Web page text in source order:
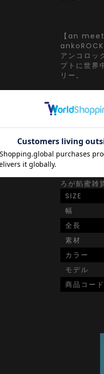
【an
アンコロッ
プトに世界
リー。
ヘンテコ
ダレスでジ
エレガント
の子、感
『甘くて深
まるで餡
ろが餡蜜
SIZE
幅
全長
素材
カラー
モデル
商品コード